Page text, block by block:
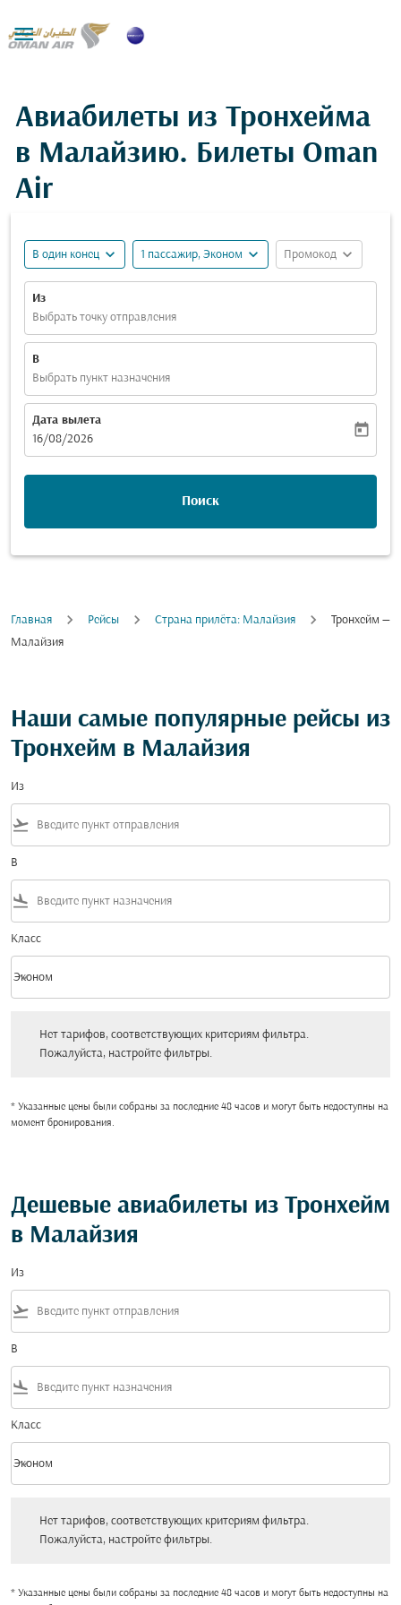

Авиабилеты из Тронхейма
в Малайзию. Билеты Oman
Air
В один конец expand_more 1 пассажир, Эконом expand_more Промокод expand_more
Из
Выбрать точку отправления
В
Выбрать пункт назначения
Дата вылета
fc-booking-departure-date-aria-label
16/08/2026
today
Поиск
Главная Рейсы Cтрана прилёта: Малайзия
Тронхейм —
Малайзия
Наши самые популярные рейсы из
Тронхейм в Малайзия
Из
flight_takeoff
В
flight_land
Класс
Класс option Эконом Selected
Эконом
keyboard_arrow_down
Нет тарифов, соответствующих критериям фильтра.
Пожалуйста, настройте фильтры.
* Указанные цены были собраны за последние 48 часов и могут быть недоступны на
момент бронирования.
Дешевые авиабилеты из Тронхейм
в Малайзия
Из
flight_takeoff
В
flight_land
Класс
Класс option Эконом Selected
Эконом
keyboard_arrow_down
Нет тарифов, соответствующих критериям фильтра.
Пожалуйста, настройте фильтры.
* Указанные цены были собраны за последние 48 часов и могут быть недоступны на